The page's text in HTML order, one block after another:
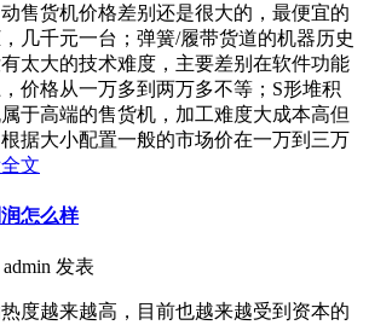
售货机价格差别还是很大的，最便宜的
几千元一台；弹簧/履带货道的机器历史
太大的技术难度，主要差别在软件功能
价格从一万多到两万多不等；S形堆积
于高端的售货机，加工难度大成本高但
据大小配置一般的市场价在一万到三万
文
怎么样
admin 发表
度越来越高，目前也越来越受到资本的